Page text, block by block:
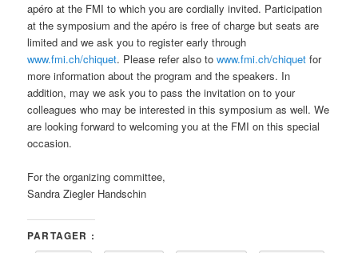
apéro at the FMI to which you are cordially invited. Participation
at the symposium and the apéro is free of charge but seats are
limited and we ask you to register early through
www.fmi.ch/chiquet. Please refer also towww.fmi.ch/chiquet for
more information about the program and the speakers. In
addition, may we ask you to pass the invitation on to your
colleagues who may be interested in this symposium as well. We
are looking forward to welcoming you at the FMI on this special
occasion.
For the organizing committee,
Sandra Ziegler Handschin
PARTAGER :